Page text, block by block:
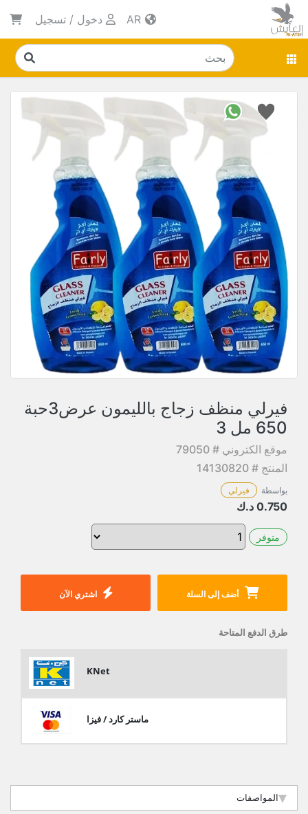
دخول / تسجيل
فيرلي منظف زجاج بالليمون عرض3حبة
650 مل 3
موقع الكتروني # 79050
المنتج # 14130820
بواسطة فيرلي
0.750 د.ك
متوفر
أضف إلى السلة اشتري الآن
طرق الدفع المتاحة
KNet
ماستر كارد / فيزا
المواصفات